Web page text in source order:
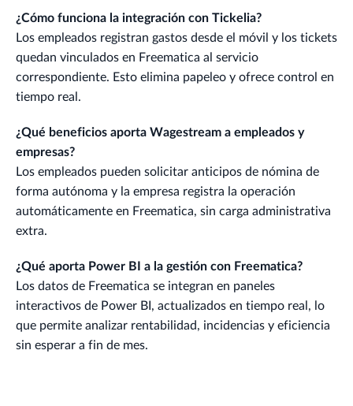
¿Cómo funciona la integración con Tickelia?
Los empleados registran gastos desde el móvil y los tickets
quedan vinculados en Freematica al servicio
correspondiente. Esto elimina papeleo y ofrece control en
tiempo real.
¿Qué beneficios aporta Wagestream a empleados y
empresas?
Los empleados pueden solicitar anticipos de nómina de
forma autónoma y la empresa registra la operación
automáticamente en Freematica, sin carga administrativa
extra.
¿Qué aporta Power BI a la gestión con Freematica?
Los datos de Freematica se integran en paneles
interactivos de Power BI, actualizados en tiempo real, lo
que permite analizar rentabilidad, incidencias y eficiencia
sin esperar a fin de mes.